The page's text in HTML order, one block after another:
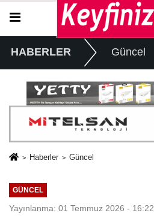
HABERLER Güncel
Haberler Güncel
GÜNCEL
Yayınlanma: 01 Temmuz 2026 - 16:22